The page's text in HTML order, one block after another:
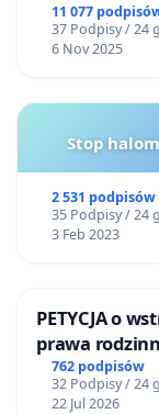
11 077
37 Podpisy / 24
6 Nov 2025
Stop
2 531 podpisów
35 Podpisy / 24
3 Feb 2023
PETYCJA o
762 podpisów
32 Podpisy / 24
22 Jul 2026